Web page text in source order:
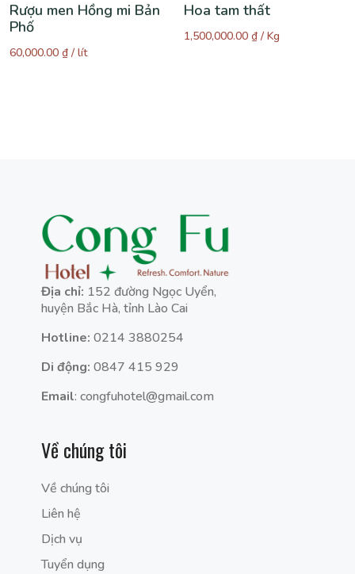
Rượu men Hồng mi Bản
Phố
60,000.00 ₫ / lít
Hoa tam thất
1,500,000.00₫ / Kg
Địa chỉ: 152 đường Ngọc Uyển,
huyện Bắc Hà, tỉnh Lào Cai
Hotline: 0214 3880254
Di động: 0847 415 929
Email: congfuhotel@gmail.com
Về chúng tôi
Về chúng tôi
Liên hệ
Dịch vụ
Tuyển dụng